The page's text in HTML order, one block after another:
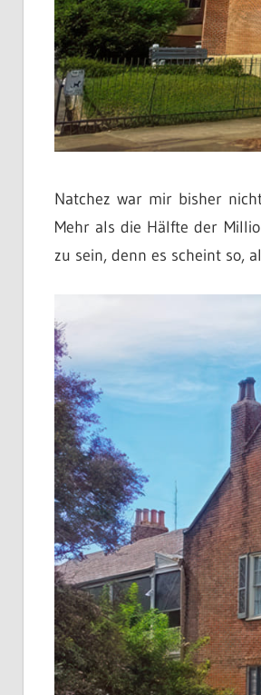
Natchez war mir bisher
Mehr als die Hälfte der
zu sein, denn es scheint so,